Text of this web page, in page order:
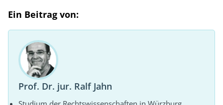
Ein Beitrag von:
Prof. Dr. jur. Ralf Jahn